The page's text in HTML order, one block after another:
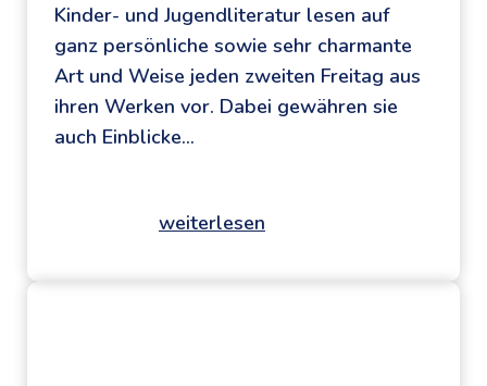
Kinder- und Jugendliteratur lesen auf
ganz persönliche sowie sehr charmante
Art und Weise jeden zweiten Freitag aus
ihren Werken vor. Dabei gewähren sie
auch Einblicke…
weiterlesen
V